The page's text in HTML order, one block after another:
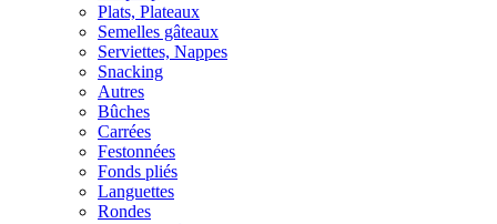
Plats, Plateaux
Semelles gâteaux
Serviettes, Nappes
Snacking
Autres
Bûches
Carrées
Festonnées
Fonds pliés
Languettes
Rondes